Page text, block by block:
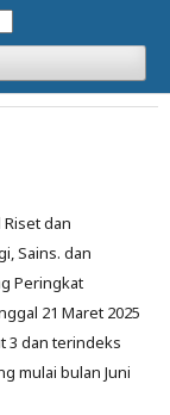
dan
Sains. dan
Peringkat
21 Maret 2025
3 dan terindeks
mulai bulan Juni